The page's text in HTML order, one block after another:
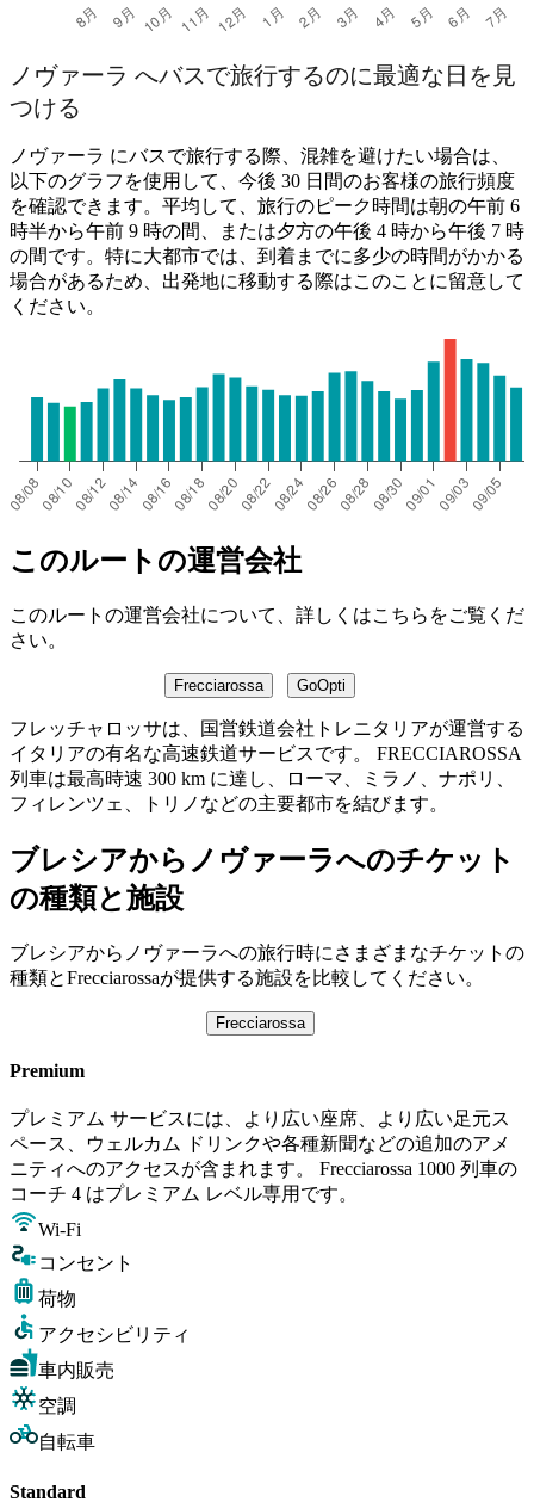
ノヴァーラ へバスで旅行するのに最適な日を見
つける
ノヴァーラ にバスで旅行する際、混雑を避けたい場合は、
以下のグラフを使用して、今後 30 日間のお客様の旅行頻度
を確認できます。平均して、旅行のピーク時間は朝の午前 6
時半から午前 9 時の間、または夕方の午後 4 時から午後 7 時
の間です。特に大都市では、到着までに多少の時間がかかる
場合があるため、出発地に移動する際はこのことに留意して
ください。
このルートの運営会社
このルートの運営会社について、詳しくはこちらをご覧くだ
さい。
Frecciarossa GoOpti
フレッチャロッサは、国営鉄道会社トレニタリアが運営する
イタリアの有名な高速鉄道サービスです。 FRECCIAROSSA
列車は最高時速 300 km に達し、ローマ、ミラノ、ナポリ、
フィレンツェ、トリノなどの主要都市を結びます。
ブレシアからノヴァーラへのチケット
の種類と施設
ブレシアからノヴァーラへの旅行時にさまざまなチケットの
種類とFrecciarossaが提供する施設を比較してください。
Frecciarossa
Premium
プレミアム サービスには、より広い座席、より広い足元ス
ペース、ウェルカム ドリンクや各種新聞などの追加のアメ
ニティへのアクセスが含まれます。 Frecciarossa 1000 列車の
コーチ 4 はプレミアム レベル専用です。
Wi-Fi
コンセント
荷物
アクセシビリティ
車内販売
空調
自転車
Standard